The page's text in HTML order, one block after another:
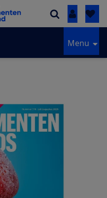
Inloggen
Menu